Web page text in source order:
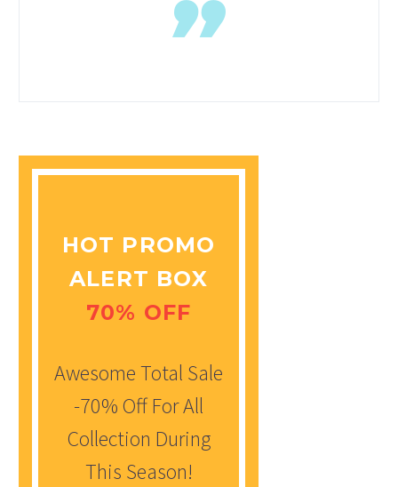
HOT PROMO
ALERT BOX
70% OFF
Awesome Total Sale
-70% Off For All
Collection During
This Season!